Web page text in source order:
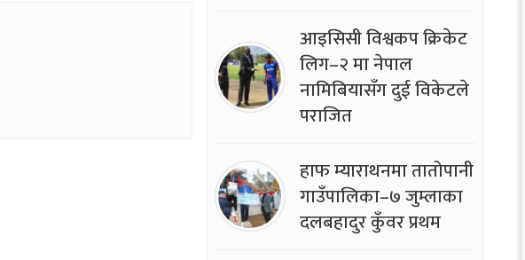
आइसिसी विश्वकप क्रिकेट
लिग–२ मा नेपाल
नामिबियासँग दुई विकेटले
पराजित
हाफ म्याराथनमा तातोपानी
गाउँपालिका–७ जुम्लाका
दलबहादुर कुँवर प्रथम